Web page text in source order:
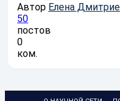
Автор Елена
50
постов
0
ком.